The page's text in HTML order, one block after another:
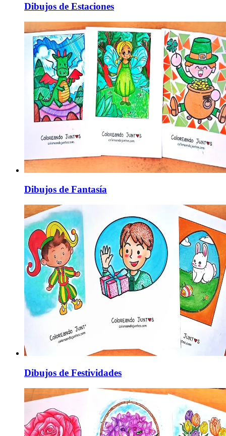
Dibujos de Estaciones
Dibujos de Fantasía
Dibujos de Festividades